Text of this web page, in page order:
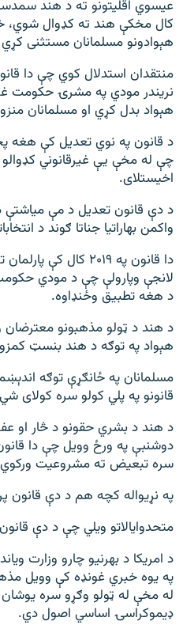
کال مخکې هند ته کډوال شوي،
هېوادونو مسلمانان مستثنی
منتقدان استدلال کوي چې دا
نریندر مودي په مشرۍ حکومت
هېواد بدل کړي او مسلمانان
د قانون په نوي تعدیل کې هغه
چې له مخې یې غیرقانوني
اخیستلای.
د دې قانون تعدیل د مې میاشتې
واکمن بهاراتیا جناتا ګوند د
دا قانون په ۲۰۱۹
لانجې وپارولې چې د مودي
د هغه تطبیق وځنډاوه.
د هند د ټولو مذهبونو معترضان
هېواد په توګه د هند بنسټ
مسلمانان په ځانګړې توګه
قانونو په پلي کولو سره کولای
د هند د بشري حقونو د څار او
دوشنبې په ورځ وویل چې دا
سره تبعیض ته مشروعیت
په نړیواله کچه هم د دې قانون
متحدوایالاتو ویلي چې د دې
د امریکا د بهرنیو چارو وزارت
په یوه خبري غونډه کې وویل
له مخې له ټولو وګړو سره یوشان
ډیموکراسۍ اساسي اصول دي.